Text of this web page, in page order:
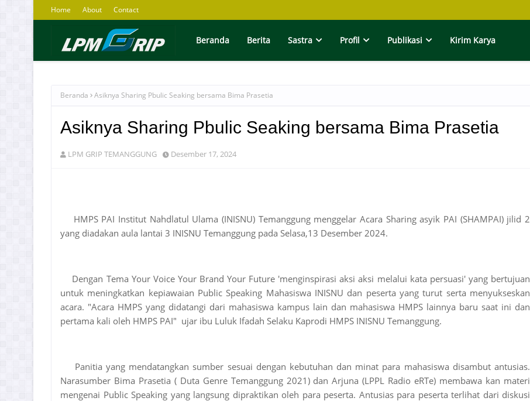
Home About Contact
Beranda Berita Sastra Profil Publikasi Kirim Karya
Beranda Asiknya Sharing Pbulic Seaking bersama Bima Prasetia
Asiknya Sharing Pbulic Seaking bersama Bima Prasetia
LPM GRIP TEMANGGUNG Desember 17, 2024
HMPS PAI Institut Nahdlatul Ulama (INISNU) Temanggung menggelar Acara Sharing asyik PAI (SHAMPAI) jilid 2
yang diadakan aula lantai 3 INISNU Temanggung pada Selasa,13 Desember 2024.
Dengan Tema Your Voice Your Brand Your Future 'menginspirasi aksi aksi melalui kata persuasi' yang bertujuan
untuk meningkatkan kepiawaian Public Speaking Mahasiswa INISNU dan peserta yang turut serta menyukseskan
acara. "Acara HMPS yang didatangi dari mahasiswa kampus lain dan mahasiswa HMPS lainnya baru saat ini dan
pertama kali oleh HMPS PAI" ujar ibu Luluk Ifadah Selaku Kaprodi HMPS INISNU Temanggung.
Panitia yang mendatangkan sumber sesuai dengan kebutuhan dan minat para mahasiswa disambut antusias.
Narasumber Bima Prasetia ( Duta Genre Temanggung 2021) dan Arjuna (LPPL Radio eRTe) membawa kan materi
mengenai Public Speaking yang langsung dipraktikan oleh para peserta. Antusias para peserta terlihat dari diskusi